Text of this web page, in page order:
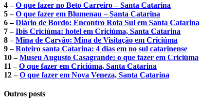
4 –O que fazer no Beto Carreiro – Santa Catarina
5 –O que fazer em Blumenau – Santa Catarina
6 –Diário de Bordo: Encontro Rota Sul em Santa Catarina
7 –Ibis Criciúma: hotel em Criciúma, Santa Catarina
8 –Mina de Carvão: Mina de Visitação em Criciúma
9 –Roteiro santa Catarina: 4 dias em no sul catarinense
10 –Museu Augusto Casagrande: o que fazer em Criciúma
11 –O que fazer em Criciúma, Santa Catarina
12 –O que fazer em Nova Veneza, Santa Catarina
Outros posts